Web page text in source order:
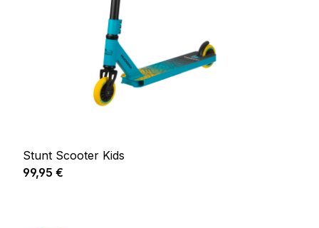
Stunt Scooter Kids
Prix régulier :
99,95 €